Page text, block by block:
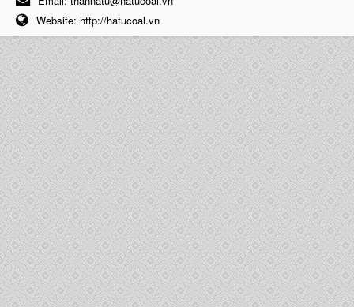
Website: http://hatucoal.vn